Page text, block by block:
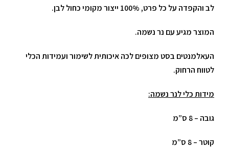
לב והקפדה על כל פרט, 100% ייצור מקומי כחול לבן.
המוצר מגיע עם נר נשמה.
העאלמנטים בסט מצופים לכה איכותית לשימור ועמידות הכלי
לטווח הרחוק.
מידות כלי לנר נשמה:
גובה – 8 ס”מ
קוטר – 8 ס”מ